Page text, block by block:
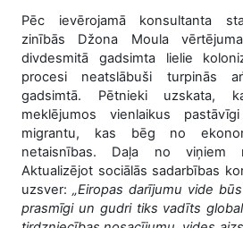
Pēc ievērojamā konsultanta
zinībās Džona Moula
divdesmitā gadsimta lielie
procesi neatslābuši turpinās
gadsimtā. Pētnieki uzskata,
meklējumos vienlaikus
migrantu, kas bēg no
netaisnības. Daļa no viņiem
Aktualizējot sociālās sadarbības
uzsver: „Eiropas darījumu vide
prasmīgi un gudri tiks vadīts